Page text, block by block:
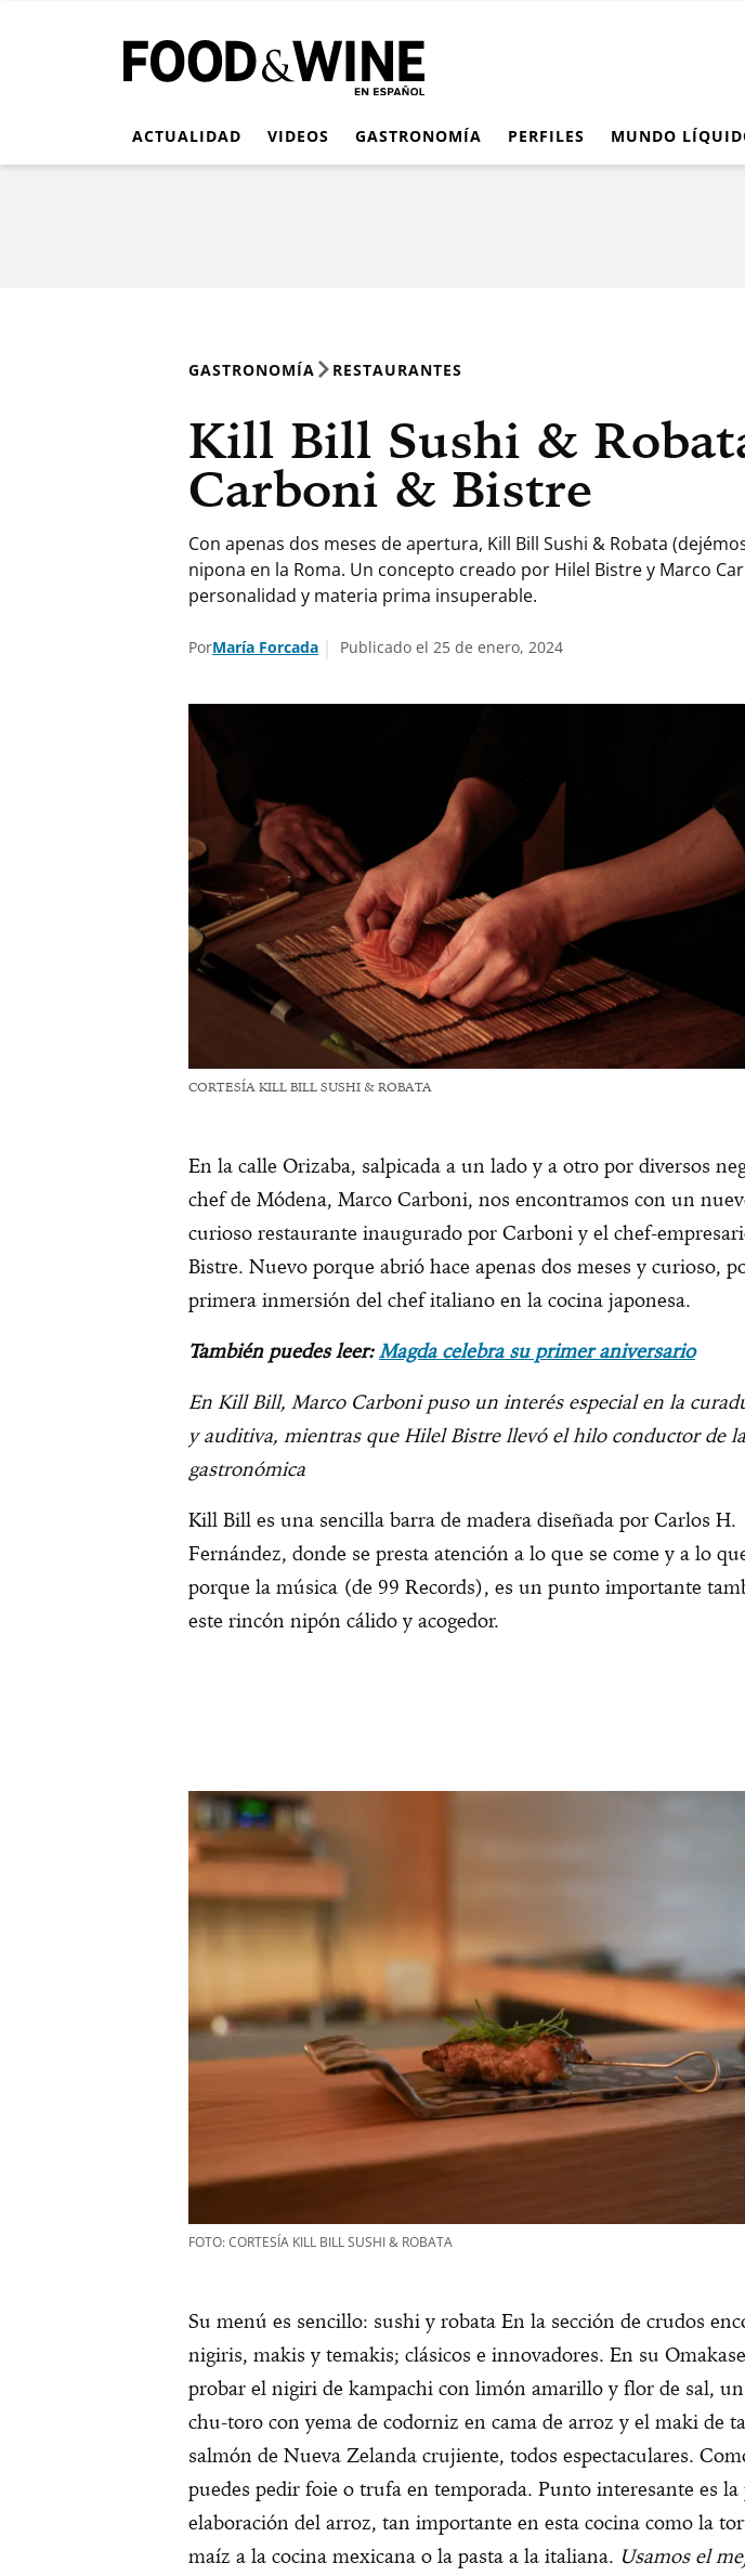
ACTUALIDAD VIDEOS GASTRONOMÍA PERFILES MUNDO
GASTRONOMÍA RESTAURANTES
Kill Bill Sushi &
Carboni & Bistre
Con apenas dos meses de apertura, Kill Bill Sushi & Robata
nipona en la Roma. Un concepto creado por Hilel Bistre y Marco
personalidad y materia prima insuperable.
PorMaría Forcada Publicado el 25 de enero, 2024
CORTESÍA KILL BILL SUSHI & ROBATA
En la calle Orizaba, salpicada a un lado y a otro por diversos
chef de Módena, Marco Carboni, nos encontramos con un
curioso restaurante inaugurado por Carboni y el chef-
Bistre. Nuevo porque abrió hace apenas dos meses y curioso,
primera inmersión del chef italiano en la cocina japonesa.
También puedes leer:Magda celebra su primer aniversario
En Kill Bill, Marco Carboni puso un interés especial en la
y auditiva, mientras que Hilel Bistre llevó el hilo conductor de
gastronómica
Kill Bill es una sencilla barra de madera diseñada por Carlos H.
Fernández, donde se presta atención a lo que se come y a lo
porque la música (de 99 Records), es un punto importante
este rincón nipón cálido y acogedor.
FOTO: CORTESÍA KILL BILL SUSHI & ROBATA
Su menú es sencillo: sushi y robata En la sección de crudos
nigiris, makis y temakis; clásicos e innovadores. En su
probar el nigiri de kampachi con limón amarillo y flor de sal,
chu-toro con yema de codorniz en cama de arroz y el maki de
salmón de Nueva Zelanda crujiente, todos espectaculares.
puedes pedir foie o trufa en temporada. Punto interesante es la
elaboración del arroz, tan importante en esta cocina como la
maíz a la cocina mexicana o la pasta a la italiana. Usamos el